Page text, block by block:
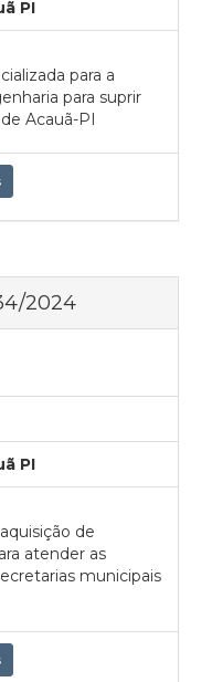
PI
para a
para suprir
Acauã-PI
2024
PI
de
atender as
municipais